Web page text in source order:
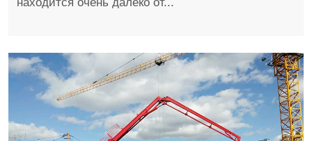
находится очень далеко от...